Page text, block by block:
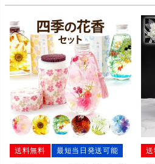
送料無料 最短当日発送可能 送